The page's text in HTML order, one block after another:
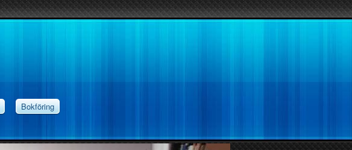
Bokföring